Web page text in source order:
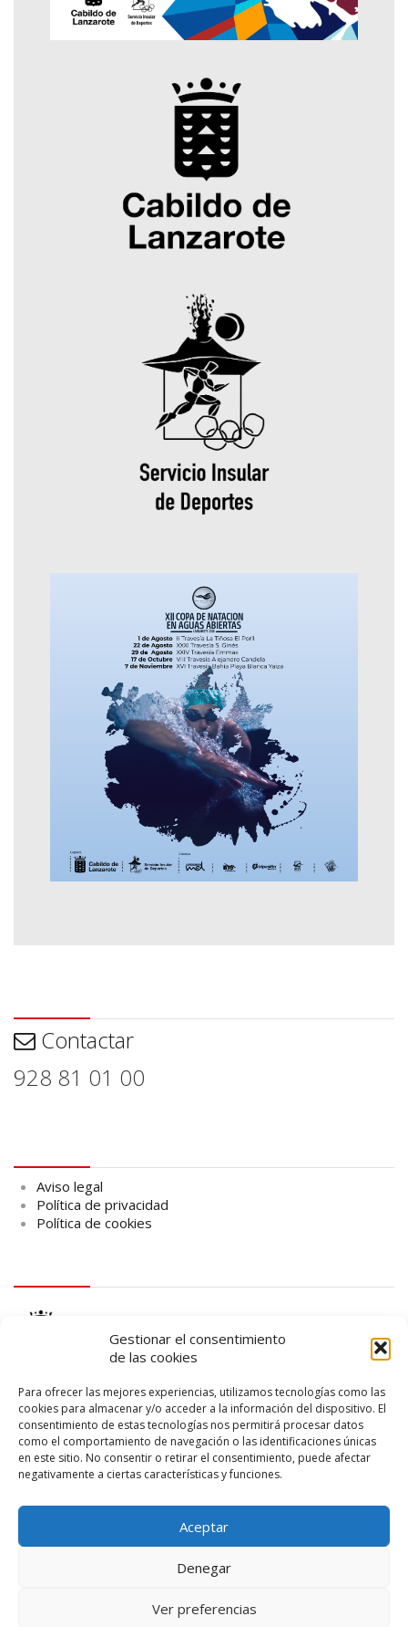
Gestionar el consentimiento
de las cookies
Para ofrecer las mejores experiencias, utilizamos tecnologías como las
cookies para almacenar y/o acceder a la información del dispositivo. El
consentimiento de estas tecnologías nos permitirá procesar datos
como el comportamiento de navegación o las identificaciones únicas
en este sitio. No consentir o retirar el consentimiento, puede afectar
negativamente a ciertas características y funciones.
Aceptar
Denegar
Ver preferencias
Contactar
928 81 01 00
Aviso legal
Política de privacidad
Política de cookies
logo SID